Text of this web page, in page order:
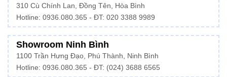
310 Cù Chính Lan, Đồng Tên, Hòa Bình
Hotline: 0936.080.365 - ĐT: 020 3388 9989
Showroom Ninh Bình
1100 Trần Hưng Đạo, Phú Thành, Ninh Bình
Hotline: 0936.080.365 - ĐT: (024) 3688 6565